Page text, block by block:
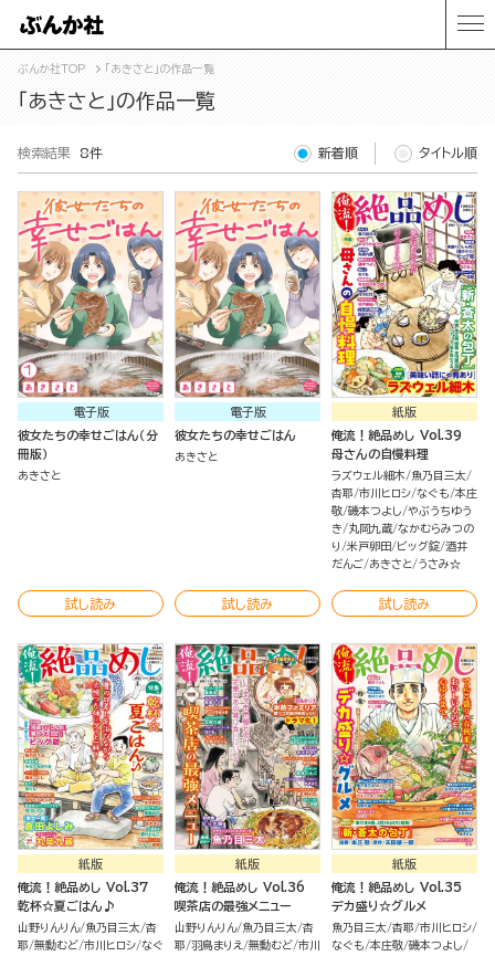
ぶんか社TOP 「あきさと」の作品一覧
「あきさと」の作品一覧
検索結果 8件 新着順 タイトル順
電子版
彼女たちの幸せごはん（分
冊版）
あきさと
試し読み
電子版
彼女たちの幸せごはん
あきさと
試し読み
紙版
俺流！絶品めし Vol.39
母さんの自慢料理
ラズウェル細木
魚乃目三太
杏耶 市川ヒロシ なぐも 本庄
敬 磯本つよし やぶうちゆう
き
丸岡九蔵 なかむらみつの
り
米戸卵田 ビッグ錠 酒井
だんご あきさと うさみ☆
試し読み
紙版
俺流！絶品めし Vol.37
乾杯☆夏ごはん♪
山野りんりん 魚乃目三太 杏
耶 無動むど 市川ヒロシ なぐ
紙版
俺流！絶品めし Vol.36
喫茶店の最強メニュー
山野りんりん 魚乃目三太 杏
耶 羽鳥まりえ 無動むど 市川
紙版
俺流！絶品めし Vol.35
デカ盛り☆グルメ
魚乃目三太 杏耶 市川ヒロシ
なぐも 本庄敬 磯本つよし